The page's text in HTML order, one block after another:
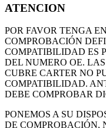
ATENCION
POR FAVOR TENGA
COMPROBACIÓN
COMPATIBILIDAD ES
DEL NUMERO OE.
CUBRE CARTER NO
COMPATIBILIDAD.
DEBE COMPROBAR
PONEMOS A SU
DE COMPROBACIÓN,